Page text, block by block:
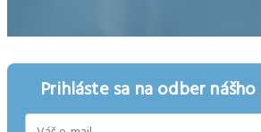
Prihláste sa na odber